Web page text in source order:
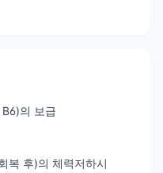
의 보급
복 후)의 체력저하시